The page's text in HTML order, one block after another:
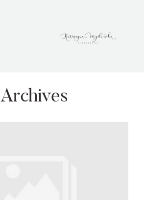
Archives
PORTFOLIO